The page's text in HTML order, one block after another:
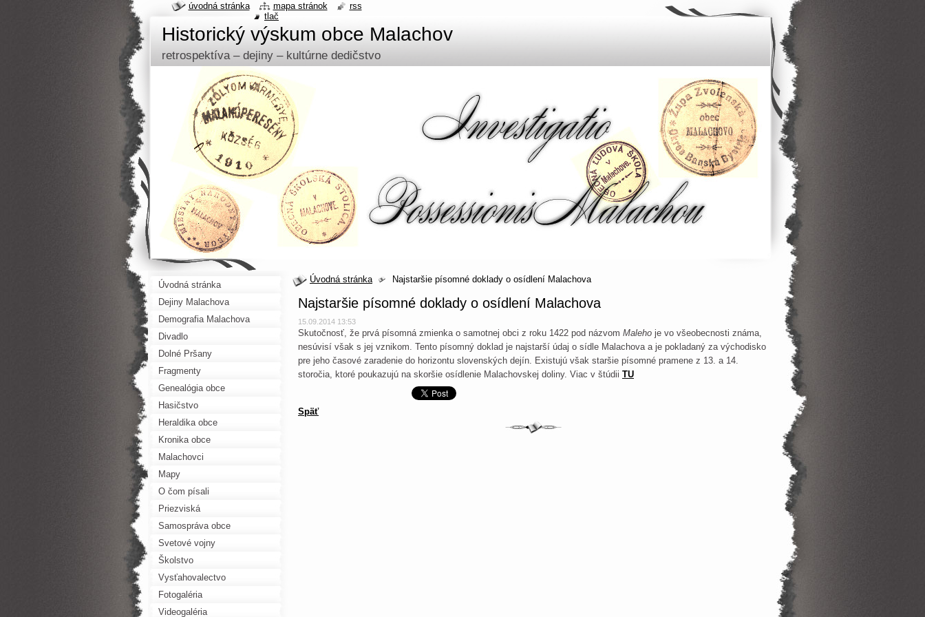
Historický výskum obce Malachov
retrospektíva – dejiny – kultúrne dedičstvo
Úvodná stránka Najstaršie písomné doklady o osídlení Malachova
Najstaršie písomné doklady o osídlení Malachova
15.09.2014 13:53
Skutočnosť, že prvá písomná zmienka o samotnej obci z roku 1422 pod názvom Maleho je vo všeobecnosti známa,
nesúvisí však s jej vznikom. Tento písomný doklad je najstarší údaj o sídle Malachova a je pokladaný za východisko
pre jeho časové zaradenie do horizontu slovenských dejín. Existujú však staršie písomné pramene z 13. a 14.
storočia, ktoré poukazujú na skoršie osídlenie Malachovskej doliny. Viac v štúdii TU
Späť
Úvodná stránka
Dejiny Malachova
Demografia Malachova
Divadlo
Dolné Pršany
Fragmenty
Genealógia obce
Hasičstvo
Heraldika obce
Kronika obce
Malachovci
Mapy
O čom písali
Priezviská
Samospráva obce
Svetové vojny
Školstvo
Vysťahovalectvo
Fotogaléria
Videogaléria
úvodná stránka mapa stránok
rss
tlač